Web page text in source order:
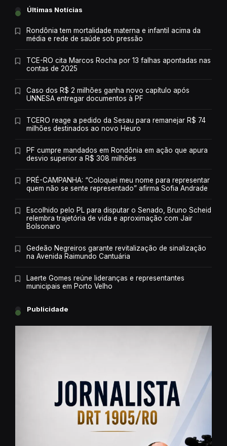
Últimas Notícias
Rondônia tem mortalidade materna e infantil acima da
média e rede de saúde sob pressão
TCE-RO cita Marcos Rocha por 13 falhas apontadas nas
contas de 2025
Caso dos R$ 2 milhões ganha novo capítulo após
UNNESA entregar documentos à PF
TCERO reage a pedido da Sesau para remanejar R$ 74
milhões destinados ao novo Heuro
PF cumpre mandados em Rondônia em ação que apura
desvio superior a R$ 308 milhões
PRÉ-CAMPANHA: “Coloquei meu nome para representar
quem não se sente representado” afirma Sofia Andrade
Escolhido pelo PL para disputar o Senado, Bruno Scheid
relembra trajetória de vida e aproximação com Jair
Bolsonaro
Gedeão Negreiros garante revitalização de sinalização
na Avenida Raimundo Cantuária
Laerte Gomes reúne lideranças e representantes
municipais em Porto Velho
Publicidade